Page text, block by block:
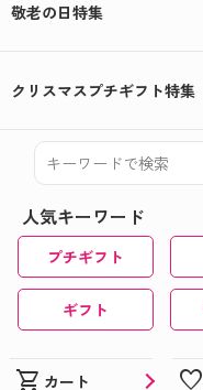
敬老の日特集
クリスマスプチギフト特集
人気キーワード
プチギフト
ギフト
shopping_cart カート favorite